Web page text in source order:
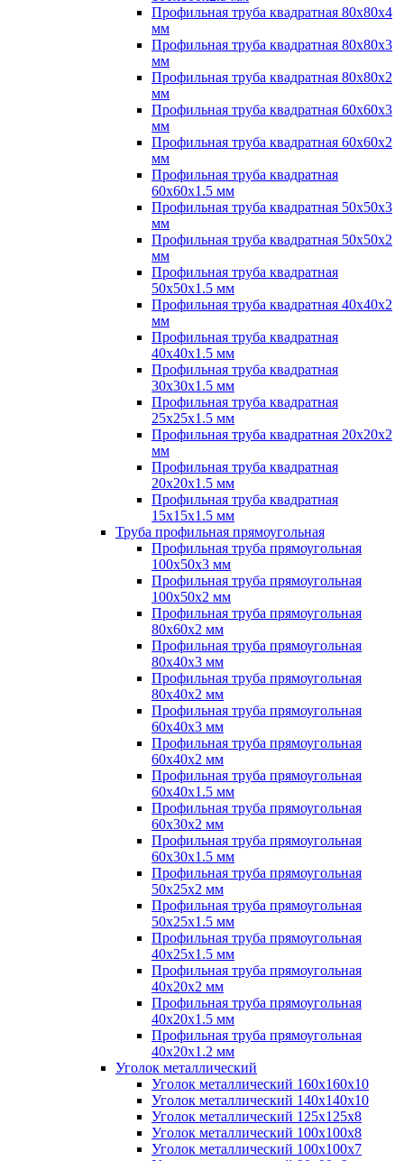
Профильная труба квадратная 80х80х4
мм
Профильная труба квадратная 80х80х3
мм
Профильная труба квадратная 80х80х2
мм
Профильная труба квадратная 60х60х3
мм
Профильная труба квадратная 60х60х2
мм
Профильная труба квадратная
60х60х1.5 мм
Профильная труба квадратная 50х50х3
мм
Профильная труба квадратная 50х50х2
мм
Профильная труба квадратная
50х50х1.5 мм
Профильная труба квадратная 40х40х2
мм
Профильная труба квадратная
40х40х1.5 мм
Профильная труба квадратная
30х30х1.5 мм
Профильная труба квадратная
25х25х1.5 мм
Профильная труба квадратная 20х20х2
мм
Профильная труба квадратная
20х20х1.5 мм
Профильная труба квадратная
15х15х1.5 мм
Труба профильная прямоугольная
Профильная труба прямоугольная
100х50х3 мм
Профильная труба прямоугольная
100х50х2 мм
Профильная труба прямоугольная
80х60х2 мм
Профильная труба прямоугольная
80х40х3 мм
Профильная труба прямоугольная
80х40х2 мм
Профильная труба прямоугольная
60х40х3 мм
Профильная труба прямоугольная
60х40х2 мм
Профильная труба прямоугольная
60х40х1.5 мм
Профильная труба прямоугольная
60х30х2 мм
Профильная труба прямоугольная
60х30х1.5 мм
Профильная труба прямоугольная
50х25х2 мм
Профильная труба прямоугольная
50х25х1.5 мм
Профильная труба прямоугольная
40х25х1.5 мм
Профильная труба прямоугольная
40х20х2 мм
Профильная труба прямоугольная
40х20х1.5 мм
Профильная труба прямоугольная
40х20х1.2 мм
Уголок металлический
Уголок металлический 160х160х10
Уголок металлический 140х140х10
Уголок металлический 125х125х8
Уголок металлический 100х100х8
Уголок металлический 100х100х7